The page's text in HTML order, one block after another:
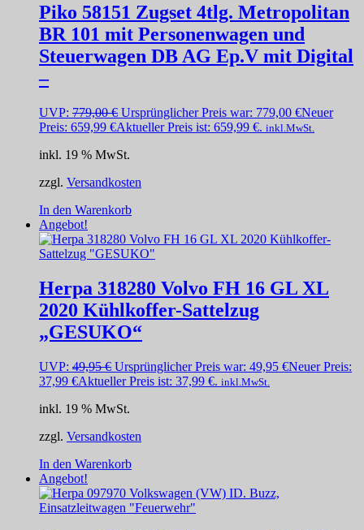
Piko 58151 Zugset 4tlg. Metropolitan
BR 101 mit Personenwagen und
Steuerwagen DB AG Ep.V mit Digital
–
UVP: 779,00€ Ursprünglicher Preis war: 779,00 €Neuer
Preis: 659,99 €Aktueller Preis ist: 659,99 €. inkl.MwSt.
inkl. 19 % MwSt.
zzgl. Versandkosten
In den Warenkorb
Angebot!
Herpa 318280 Volvo FH 16 GL XL
2020 Kühlkoffer-Sattelzug
„GESUKO“
UVP: 49,95€ Ursprünglicher Preis war: 49,95 €Neuer Preis:
37,99 €Aktueller Preis ist: 37,99 €. inkl.MwSt.
inkl. 19 % MwSt.
zzgl. Versandkosten
In den Warenkorb
Angebot!